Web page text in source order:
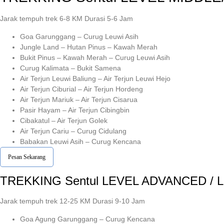
Jarak tempuh trek 6-8 KM Durasi 5-6 Jam
Goa Garunggang – Curug Leuwi Asih
Jungle Land – Hutan Pinus – Kawah Merah
Bukit Pinus – Kawah Merah – Curug Leuwi Asih
Curug Kalimata – Bukit Samena
Air Terjun Leuwi Baliung – Air Terjun Leuwi Hejo
Air Terjun Ciburial – Air Terjun Hordeng
Air Terjun Mariuk – Air Terjun Cisarua
Pasir Hayam – Air Terjun Cibingbin
Cibakatul – Air Terjun Golek
Air Terjun Cariu – Curug Cidulang
Babakan Leuwi Asih – Curug Kencana
Pesan Sekarang
TREKKING Sentul LEVEL ADVANCED /
Jarak tempuh trek 12-25 KM Durasi 9-10 Jam
Goa Agung Garunggang – Curug Kencana